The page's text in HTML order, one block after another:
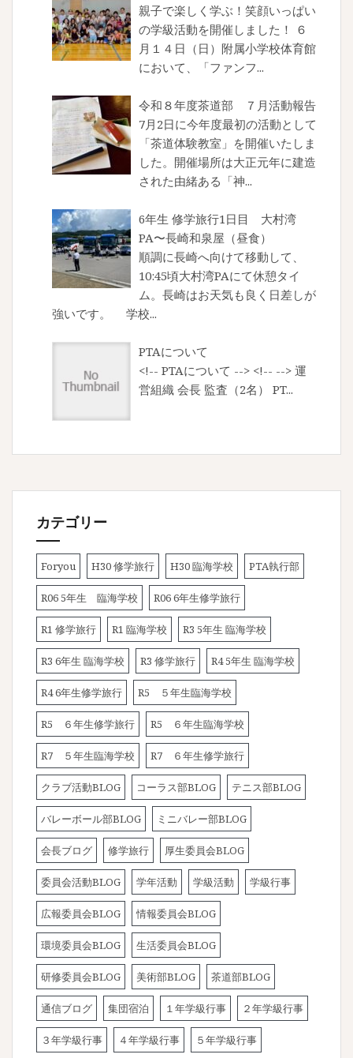
親子で楽しく学ぶ！笑顔いっぱい
の学級活動を開催しました！ ６
月１４日（日）附属小学校体育館
において、「ファンフ...
令和８年度茶道部 ７月活動報告
7月2日に今年度最初の活動として
「茶道体験教室」を開催いたしま
した。開催場所は大正元年に建造
された由緒ある「神...
6年生 修学旅行1日目 大村湾
PA〜長崎和泉屋（昼食）
順調に長崎へ向けて移動して、
10:45頃大村湾PAにて休憩タイ
ム。長崎はお天気も良く日差しが
強いです。 学校...
PTAについて
<!-- PTAについて --> <!-- --> 運
営組織 会長 監査（2名） PT...
カテゴリー
Foryou H30 修学旅行 H30 臨海学校 PTA執行部
R06 5年生 臨海学校 R06 6年生修学旅行
R1 修学旅行 R1 臨海学校 R3 5年生 臨海学校
R3 6年生 臨海学校 R3 修学旅行 R4 5年生 臨海学校
R4 6年生修学旅行 R5 ５年生臨海学校
R5 ６年生修学旅行 R5 ６年生臨海学校
R7 ５年生臨海学校 R7 ６年生修学旅行
クラブ活動BLOG コーラス部BLOG テニス部BLOG
バレーボール部BLOG ミニバレー部BLOG
会長ブログ 修学旅行 厚生委員会BLOG
委員会活動BLOG 学年活動 学級活動 学級行事
広報委員会BLOG 情報委員会BLOG
環境委員会BLOG 生活委員会BLOG
研修委員会BLOG 美術部BLOG 茶道部BLOG
通信ブログ 集団宿泊 １年学級行事 ２年学級行事
３年学級行事 ４年学級行事 ５年学級行事